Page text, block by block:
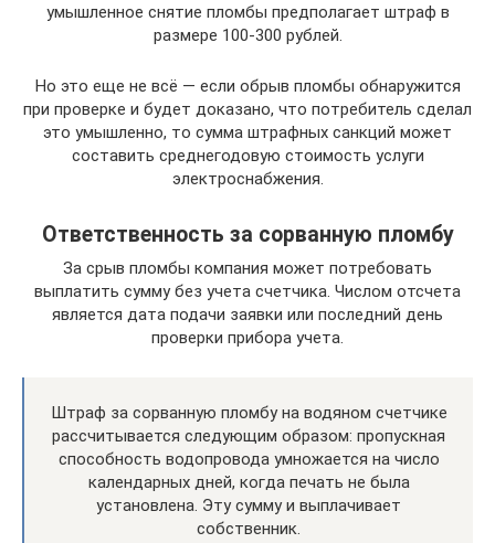
умышленное снятие пломбы предполагает штраф в
размере 100-300 рублей.
Но это еще не всё — если обрыв пломбы обнаружится
при проверке и будет доказано, что потребитель сделал
это умышленно, то сумма штрафных санкций может
составить среднегодовую стоимость услуги
электроснабжения.
Ответственность за сорванную пломбу
За срыв пломбы компания может потребовать
выплатить сумму без учета счетчика. Числом отсчета
является дата подачи заявки или последний день
проверки прибора учета.
Штраф за сорванную пломбу на водяном счетчике
рассчитывается следующим образом: пропускная
способность водопровода умножается на число
календарных дней, когда печать не была
установлена. Эту сумму и выплачивает
собственник.